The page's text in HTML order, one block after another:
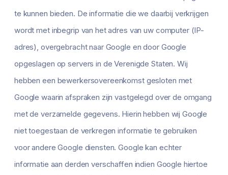
te kunnen bieden. De informatie die we daarbij verkrijgen
wordt met inbegrip van het adres van uw computer (IP-
adres), overgebracht naar Google en door Google
opgeslagen op servers in de Verenigde Staten. Wij
hebben een bewerkersovereenkomst gesloten met
Google waarin afspraken zijn vastgelegd over de omgang
met de verzamelde gegevens. Hierin hebben wij Google
niet toegestaan de verkregen informatie te gebruiken
voor andere Google diensten. Google kan echter
informatie aan derden verschaffen indien Google hiertoe